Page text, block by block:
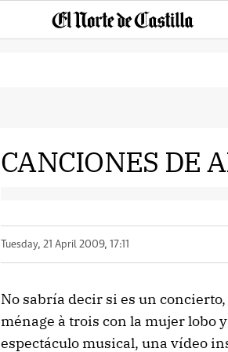
CANCIONES DE
Tuesday, 21 April 2009, 17:11
No sabría decir si es un
ménage à trois con la mujer lobo
espectáculo musical, una vídeo